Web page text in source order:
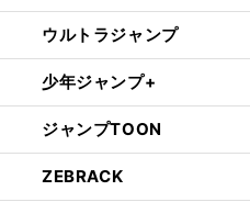
ウルトラジャンプ
少年ジャンプ+
ジャンプTOON
ZEBRACK